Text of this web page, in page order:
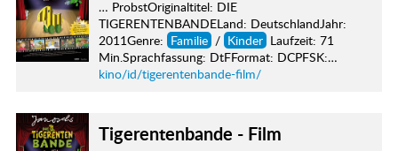
… ProbstOriginaltitel: DIE
TIGERENTENBANDELand: DeutschlandJahr:
2011Genre: Familie / Kinder Laufzeit: 71
Min.Sprachfassung: DtFFormat: DCPFSK:…
kino/id/tigerentenbande-film/
Tigerentenbande - Film